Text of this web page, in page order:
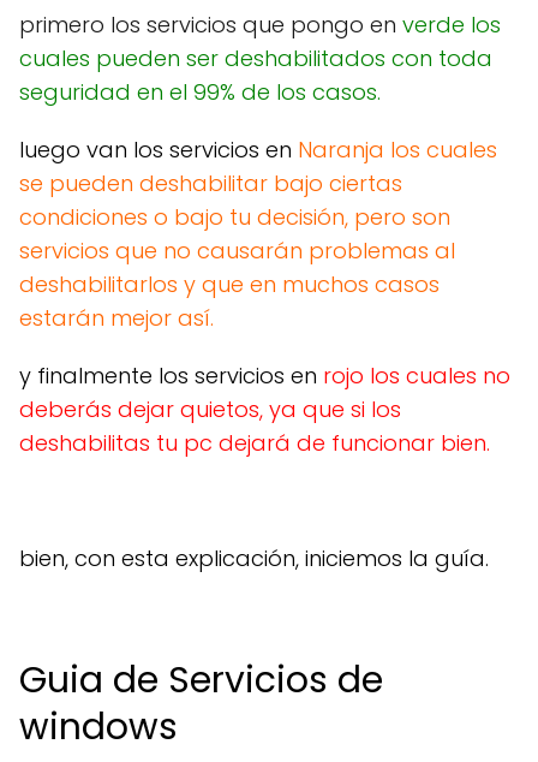
primero los servicios que pongo en verde los
cuales pueden ser deshabilitados con toda
seguridad en el 99% de los casos.
luego van los servicios en Naranja los cuales
se pueden deshabilitar bajo ciertas
condiciones o bajo tu decisión, pero son
servicios que no causarán problemas al
deshabilitarlos y que en muchos casos
estarán mejor así.
y finalmente los servicios en rojo los cuales no
deberás dejar quietos, ya que si los
deshabilitas tu pc dejará de funcionar bien.
bien, con esta explicación, iniciemos la guía.
Guia de Servicios de
windows